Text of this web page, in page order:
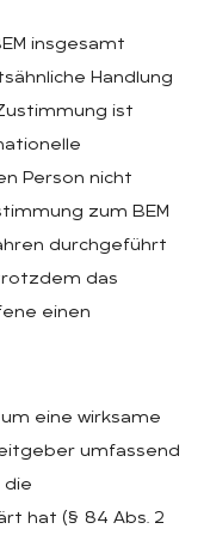
insgesamt
Handlung
ist
Person nicht
zum BEM
durchgeführt
das
einen
eine wirksame
umfassend
die
hat (§ 84 Abs. 2